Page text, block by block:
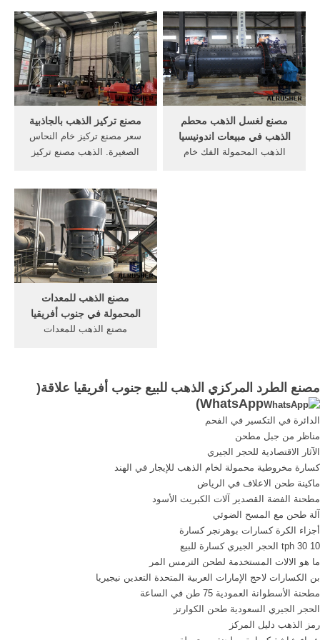
مطحنة الكرة الصغيرة في
بيروالكرة مطحنة في بيرو
مشروع مطحنة الدقيق في
مختبر مطحنة الكرة مطحنة
النطاق لسحق بيرو الفاناديوم
الكرة الصخور
أجزاء, بطانة خاصة للحد من
الصلب والحديد والمنغنيز
وغيرها من المواد الخام
[الدردشة على الانترنت] اجزاء
طاحونة الكرة الاسمنتية -
الشركات المصنعة محطم
مصنع تركيز الذهب بالجاذبية
سعر مصنع تركيز خام النحاس
الصغيرة. الذهب مصنع تركيز
موبايل كسارة للبيع في ماليزيا
الصين الحل المعدنية الذهب
مصنع تركيز خام خام, دائم
جودة الحجر مخروط كسارة آلة
سعر .
مصنع لغسل الذهب محطم
الذهب في مبيعات اندونيسيا
الذهب المحمولة الفك خام
مصنع الذهب للمعدات
المحمولة في جنوب أفريقيا
مصنع الذهب للمعدات
من الكسارات وآلات صنع الرمل
مصنع الطرد المركزي الذهب للبيع جنوب أفريقيا علاقة(
WhatsApp
)
الدائرة في التكسير في الفحم
مناظر من جبل مطحن
الآثار الاقتصادية للحجر الجيري
كسارة مخروطية محمولة لخام الذهب للإيجار في الهند
ماكينة طحن الاعلاف في الرياض
مطحنة الفضة القصدير آلات الكبريت الأسود
آلة طحن مع المسح الضوئي
أجزاء الكرة كسارات بوهرنجر كسارة
10 30 tph الحجر الجيري كسارة للبيع
ما هو الالات المستخدمة لطحن الترمس المر
بن الكسارات لاحج الإمارات العربية المتحدة التعدين نيجيريا
مطحنة الأسطوانة العمودية 75 طن في الساعة
الحجر الجيري السعودية طحن الكوارتز
رمز الذهب دليل المركز